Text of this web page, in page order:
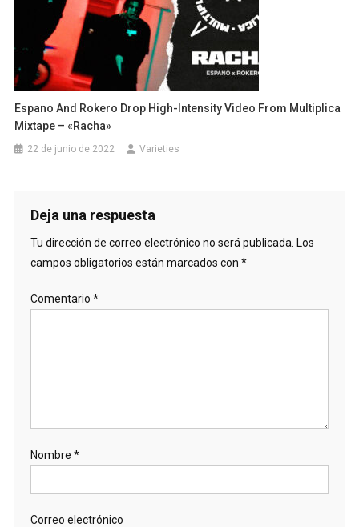
Espano And Rokero Drop High-Intensity Video From Multiplica
Mixtape – «Racha»
22 de junio de 2022 Varieties
Deja una respuesta
Tu dirección de correo electrónico no será publicada. Los
campos obligatorios están marcados con *
Comentario *
Nombre *
Correo electrónico